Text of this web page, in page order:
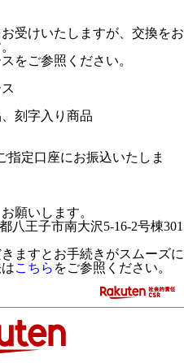
受けいたしますが、交換をお
をご参照ください。
刻字入り商品
指定口座にお振込いたしま
願いします。
王子市南大沢5-16-2号棟301
ますとお手続きがスムーズに
こちら をご参照ください。